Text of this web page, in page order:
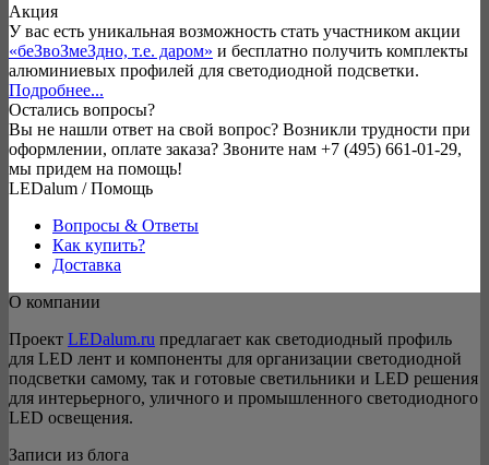
Акция
У вас есть уникальная возможность стать участником акции
«беЗвоЗмеЗдно, т.е. даром» и бесплатно получить комплекты
алюминиевых профилей для светодиодной подсветки.
Подробнее...
Остались вопросы?
Вы не нашли ответ на свой вопрос? Возникли трудности при
оформлении, оплате заказа? Звоните нам +7 (495) 661-01-29,
мы придем на помощь!
LEDalum / Помощь
Вопросы & Ответы
Как купить?
Доставка
О компании
Проект LEDalum.ru предлагает как светодиодный профиль
для LED лент и компоненты для организации светодиодной
подсветки самому, так и готовые светильники и LED решения
для интерьерного, уличного и промышленного светодиодного
LED освещения.
Записи из блога